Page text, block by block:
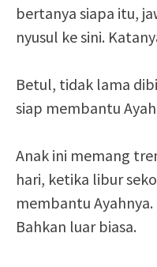
bertanya siapa itu,
nyusul ke sini.
Betul, tidak lama
siap membantu
Anak ini memang
hari, ketika libur
membantu
Bahkan luar biasa.